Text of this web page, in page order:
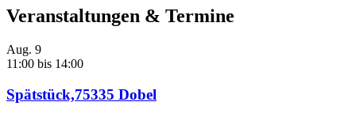
Veranstaltungen & Termine
Aug. 9
11:00 bis 14:00
Spätstück,75335 Dobel